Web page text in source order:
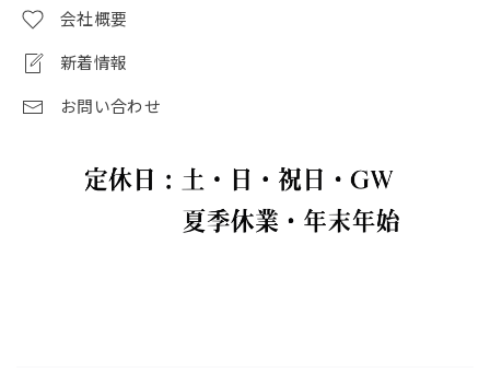
会社概要
新着情報
お問い合わせ